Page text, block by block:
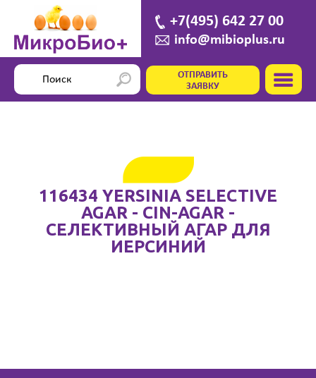
+7(495) 642 27 00
info@mibioplus.ru
ОТПРАВИТЬ
ЗАЯВКУ
116434 YERSINIA SELECTIVE
AGAR - CIN-AGAR -
СЕЛЕКТИВНЫЙ АГАР ДЛЯ
ИЕРСИНИЙ